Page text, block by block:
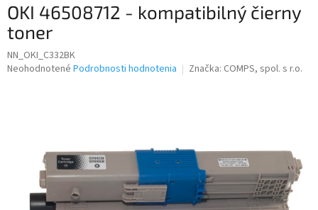
OKI 46508712 - kompatibilný čierny
toner
NN_OKI_C332BK
Priemerné
hviezdičiek.
Neohodnotené Podrobnosti hodnotenia Značka: COMPS, spol. s r.o.